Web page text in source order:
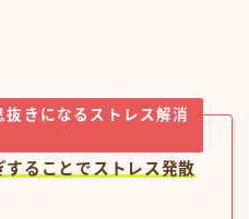
きになるストレス解消
ることでストレス発散